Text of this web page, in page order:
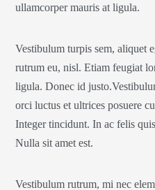
ullamcorper mauris at ligula.
Vestibulum turpis sem, aliquet
rutrum eu, nisl. Etiam feugiat
ligula. Donec id
orci luctus et ultrices posuere
Integer tincidunt. In ac felis
Nulla sit amet est.
Vestibulum rutrum, mi nec